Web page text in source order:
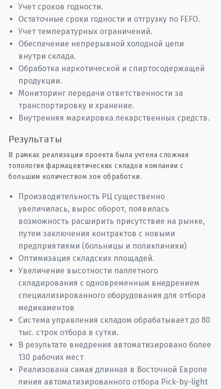
Учет сроков годности.
Остаточные сроки годности и отгрузку по FEFO.
Учет температурных ограничений.
Обеспечение непрерывной холодной цепи
внутри склада.
Обработка наркотической и спиртосодержащей
продукции.
Мониторинг передачи ответственности за
транспортировку и хранение.
Внутренняя маркировка лекарственных средств.
Результаты
В рамках реализации проекта была учтена сложная
топология фармацевтических складов компании с
большим количеством зон обработки.
Производительность РЦ существенно
увеличилась, вырос оборот, появилась
возможность расширить присутствие на рынке,
путем заключения контрактов с новыми
предприятиями (больницы и поликлиники)
Оптимизация складских площадей.
Увеличение высотности паллетного
складирования с одновременным внедрением
специализированного оборудования для отбора
медикаментов
Система управления складом обрабатывает до 80
тыс. строк отбора в сутки.
В результате внедрения автоматизировано более
130 рабочих мест
Реализована самая длинная в Восточной Европе
линия автоматизированного отбора Pick-by-light